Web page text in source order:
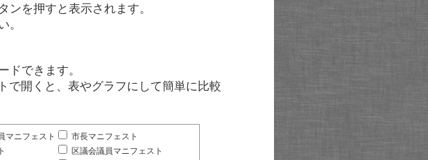
を押すと表示されます。
。
ドできます。
で開くと、表やグラフにして簡単に比較
マニフェスト
市長マニフェスト
区議会議員マニフェスト